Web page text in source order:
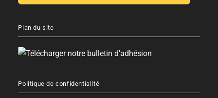
Plan du site
Politique de confidentialité